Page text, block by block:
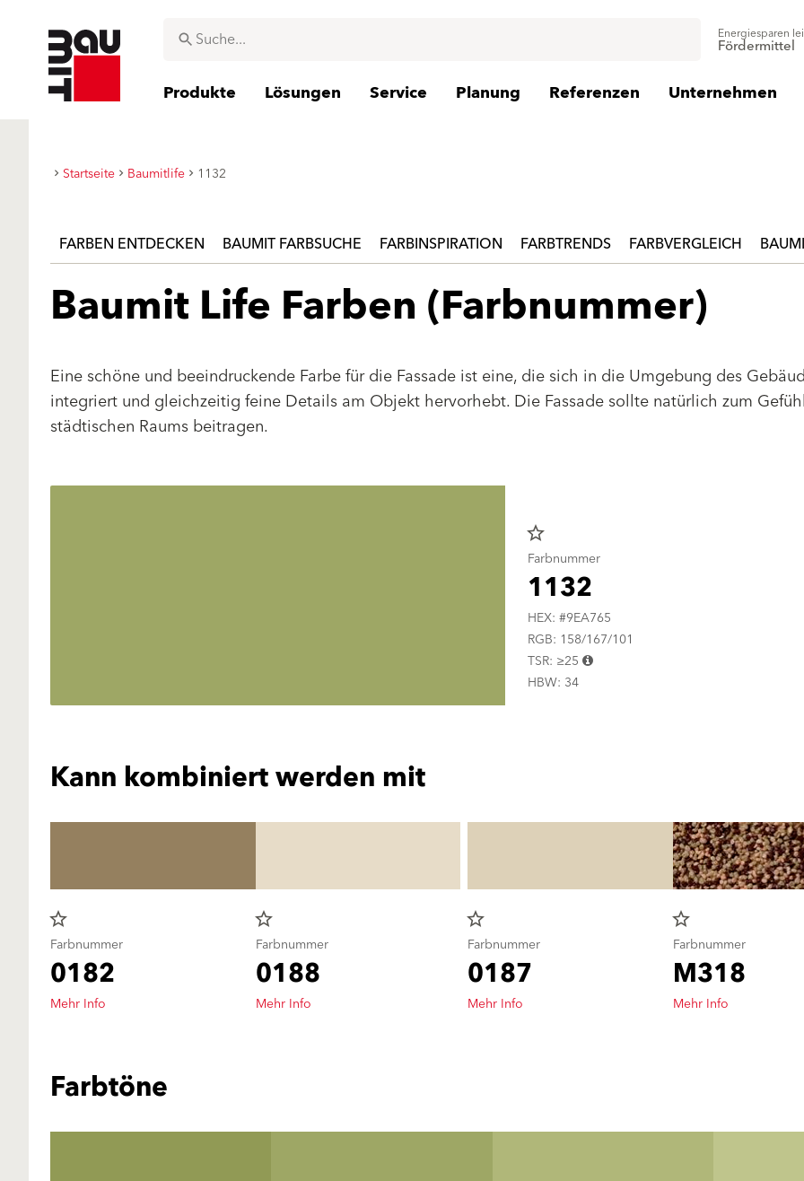
Energiesparen
Fördermittel
Produkte Lösungen Service Planung Referenzen Unternehmen
Startseite Baumitlife 1132
FARBEN ENTDECKEN BAUMIT FARBSUCHE FARBINSPIRATION FARBTRENDS FARBVERGLEICH
Baumit Life Farben (Farbnummer)
Eine schöne und beeindruckende Farbe für die Fassade ist eine, die sich in die Umgebung des
integriert und gleichzeitig feine Details am Objekt hervorhebt. Die Fassade sollte natürlich zum
städtischen Raums beitragen.
star_border
Farbnummer
1132
HEX: #9EA765
RGB: 158/167/101
TSR: ≥25
HBW: 34
Kann kombiniert werden mit
star_border
Farbnummer
0182
Mehr Info
star_border
Farbnummer
0188
Mehr Info
star_border
Farbnummer
0187
Mehr Info
star_border
Farbnummer
M318
Mehr Info
Farbtöne